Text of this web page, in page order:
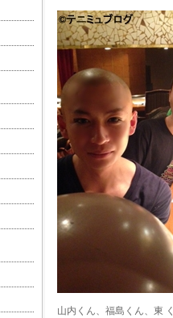
山内くん、福島くん、東